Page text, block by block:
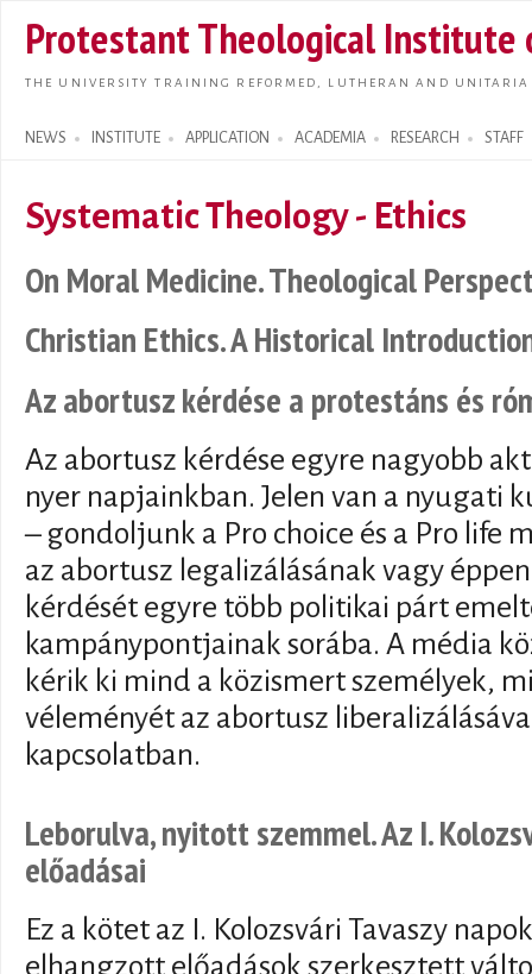
main
Protestant Theological Institute
THE UNIVERSITY TRAINING REFORMED, LUTHERAN AND
NEWS INSTITUTE APPLICATION ACADEMIA RESEARCH STAFF
Search form
Systematic Theology - Ethics
On Moral Medicine. Theological
Christian Ethics. A Historical
Az abortusz kérdése a protestáns és
Az abortusz kérdése egyre nagyobb
nyer napjainkban. Jelen van a nyugati
– gondoljunk a Pro choice és a Pro life
az abortusz legalizálásának vagy
kérdését egyre több politikai párt
kampánypontjainak sorába. A média
kérik ki mind a közismert személyek,
véleményét az abortusz
kapcsolatban.
Leborulva, nyitott szemmel. Az I.
előadásai
Ez a kötet az I. Kolozsvári Tavaszy
elhangzott előadások szerkesztett